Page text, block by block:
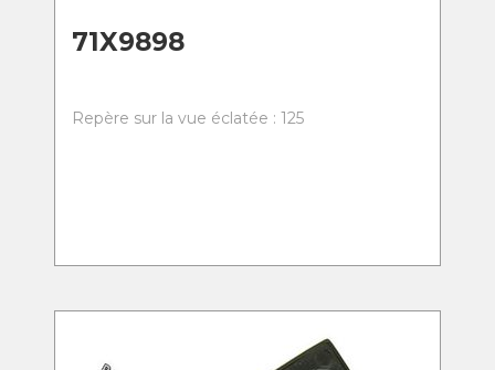
71X9898
Repère sur la vue éclatée : 125